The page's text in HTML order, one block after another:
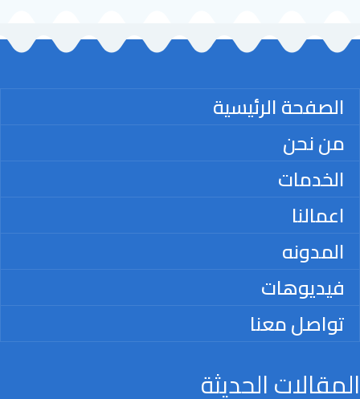
الصفحة الرئيسية
من نحن
الخدمات
اعمالنا
المدونه
فيديوهات
تواصل معنا
المقالات الحديثة